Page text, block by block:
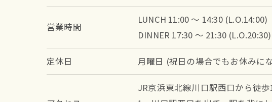
営業時間
LUNCH 11:00 ～ 14:30 (L.O.14:00)
DINNER 17:30 ～ 21:30 (L.O.20:30)
定休日 月曜日 (祝日の場合でもお休みに
JR京浜東北線川口駅西口から徒歩